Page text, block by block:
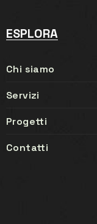
ESPLORA
Chi siamo
Servizi
Progetti
Contatti